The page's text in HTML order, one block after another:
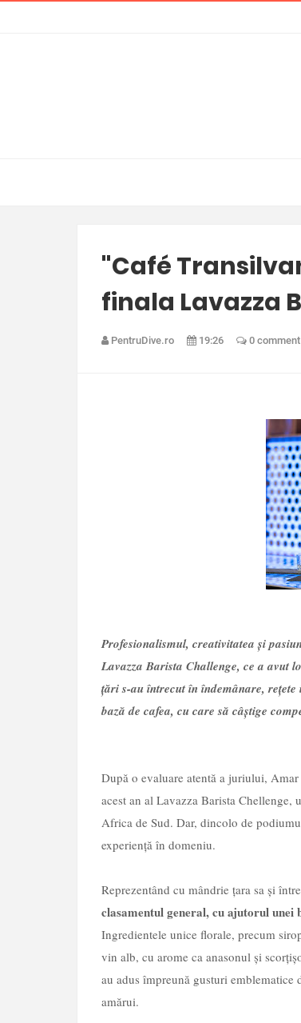
"Café
finala Lavazza
PentruDive.ro 19:26 0 comment
Profesionalismul, creativitatea și
Lavazza Barista Challenge, ce a avut
țări s-au întrecut în îndemânare,
bază de cafea, cu care să câștige
După o evaluare atentă a juriului,
acest an al Lavazza Barista
Africa de Sud. Dar, dincolo de
experiență în domeniu.
Reprezentând cu mândrie țara sa și
clasamentul general, cu ajutorul
Ingredientele unice florale, precum
vin alb, cu arome ca anasonul și
au adus împreună gusturi
amărui.